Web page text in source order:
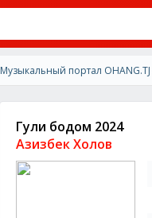
Музыкальный портал OHANG.TJ
Гули бодом 2024
Азизбек Холов